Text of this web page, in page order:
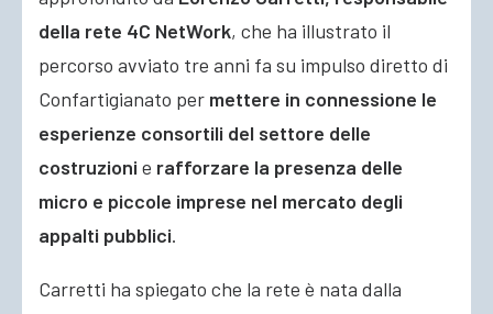
della rete 4C NetWork, che ha illustrato il
percorso avviato tre anni fa su impulso diretto di
Confartigianato per mettere in connessione le
esperienze consortili del settore delle
costruzioni e rafforzare la presenza delle
micro e piccole imprese nel mercato degli
appalti pubblici.
Carretti ha spiegato che la rete è nata dalla